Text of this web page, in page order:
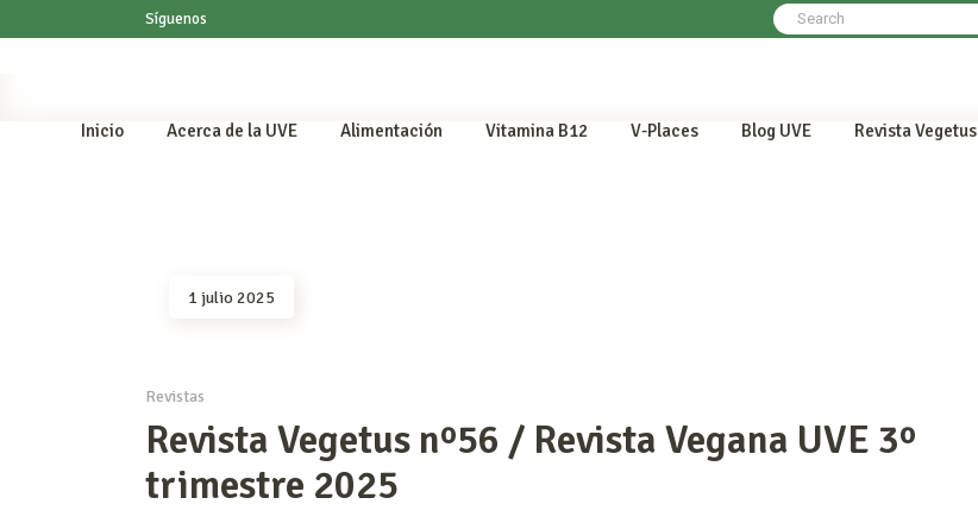
Síguenos
Search
for:
Inicio Acerca de la UVE Alimentación Vitamina B12 V-Places Blog UVE Revista Vegetus
1 julio 2025
Revistas
Revista Vegetus nº56 / Revista Vegana UVE 3º
trimestre 2025